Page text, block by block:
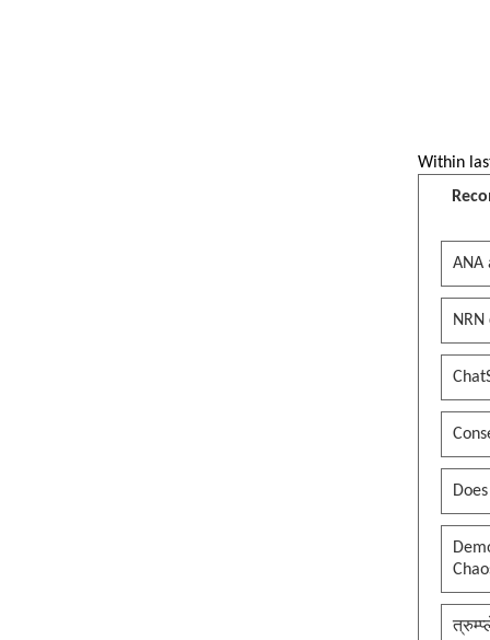
Within
ANA